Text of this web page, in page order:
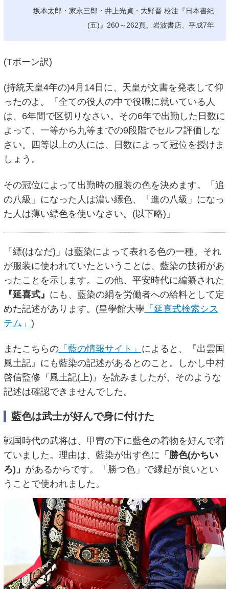
坂本太郎・家永三郎・井上光貞・大野晋 校注『日本書紀
(五)』260～262頁、岩波書店、平成7年
(Tボーン訳)
(持統天皇4年の)4月14日に、天皇が文書を発表して仰
ったのよ。「全ての役人の中で役職に就いている人
は、6年間で区切りなさい。その6年で出勤した日数に
よって、一等から九等までの9段階でセルフ評価しな
さい。四等以上の人には、日数によって冠位を授けま
しょう。
その冠位によって出勤時の服装の色を決めます。「追
の八級」になった人は濃い縹色、「進の八級」になっ
た人は薄い縹色を使いなさい。(以下略)」
「縹(はなだ)」は藍染によって表れる色の一種。それ
が服装に使われていたということは、藍染の技術があ
ったことを示します。この他、平安時代に編纂された
『延喜式』 にも、藍染の絹を労働者への給料として定
めた記述があります。(皇學館大學 「延喜式検索シス
テム」 )
またこちらの「藍の情報サイト」 によると、『出雲国
風土記』にも藍染の記述があるとのこと。しかし中村
啓信監修『風土記(上)』を読みましたが、そのような
記述は確認できませんでした。
藍色は武士が好んで身に付けた
戦国時代の武将は、甲冑の下に藍色の着物を好んで着
ていました。理由は、藍染が出す色に 「勝色(かちい
ろ)」 があるからです。「勝つ色」で縁起が良いとい
うことで使われました。